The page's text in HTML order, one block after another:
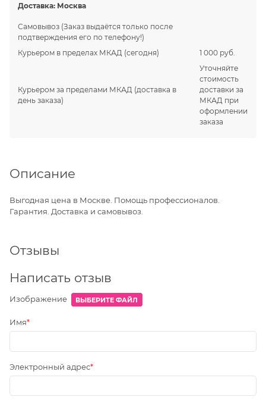
Доставка: Москва
Самовывоз (Заказ выдаётся только после
подтверждения его по телефону!)
Курьером в пределах МКАД (сегодня) 1 000 руб.
Курьером за пределами МКАД (доставка в
день заказа)
Уточняйте
стоимость
доставки за
МКАД при
оформлении
заказа
Описание
Выгодная цена в Москве. Помощь профессионалов.
Гарантия. Доставка и самовывоз.
Отзывы
Написать отзыв
Изображение ВЫБЕРИТЕ ФАЙЛ
Имя
Электронный адрес